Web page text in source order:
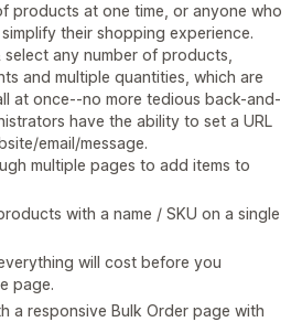
products at one time, or anyone who
their shopping experience.
select any number of products,
and multiple quantities, which are
at once--no more tedious back-and-
have the ability to set a URL
email/message.
multiple pages to add items to
with a name / SKU on a single
will cost before you
page.
a responsive Bulk Order page with